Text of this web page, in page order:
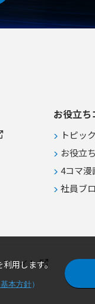
お役立ち
トピッ
お役立
4コマ漫
社員ブ
サイト
用します。
本方針）